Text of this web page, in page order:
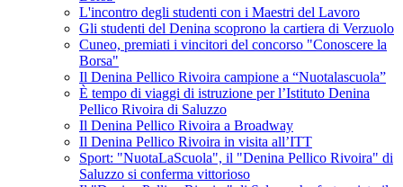
L'incontro degli studenti con i Maestri del Lavoro
Gli studenti del Denina scoprono la cartiera di Verzuolo
Cuneo, premiati i vincitori del concorso "Conoscere la
Borsa"
Il Denina Pellico Rivoira campione a “Nuotalascuola”
È tempo di viaggi di istruzione per l’Istituto Denina
Pellico Rivoira di Saluzzo
Il Denina Pellico Rivoira a Broadway
Il Denina Pellico Rivoira in visita all’ITT
Sport: "NuotaLaScuola", il "Denina Pellico Rivoira" di
Saluzzo si conferma vittorioso